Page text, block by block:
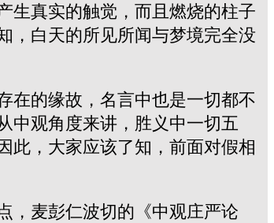
生真实的触觉，而且燃烧的柱子
，白天的所见所闻与梦境完全没
在的缘故，名言中也是一切都不
中观角度来讲，胜义中一切五
此，大家应该了知，前面对假相
，麦彭仁波切的《中观庄严论